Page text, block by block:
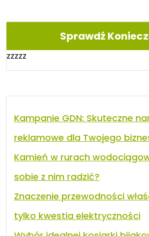
Sprawdź
zzzzz
Kampanie GDN: Skuteczne
reklamowe dla Twojego
Kamień w rurach
sobie z nim radzić?
Znaczenie przewodności
tylko kwestia elektryczności